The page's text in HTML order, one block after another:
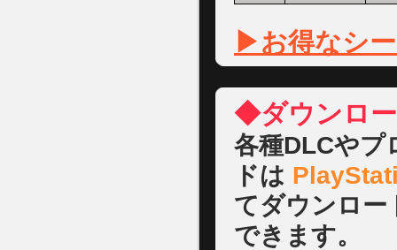
▶お得なシ
◆ダウンロ
各種DLCやプ
ドは
てダウンロー
できます。